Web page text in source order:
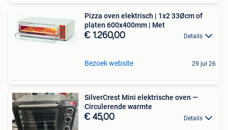
Pizza oven elektrisch | 1x2 33Øcm of
platen 600x400mm | Met
€ 1.260,00 Details
Bezoek website 29 jul 26
SilverCrest Mini elektrische oven —
Circulerende warmte
€ 45,00 Details